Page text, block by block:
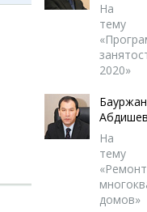
На
тему
2020»
Бауржан
На
тему
«Ремонт
домов»